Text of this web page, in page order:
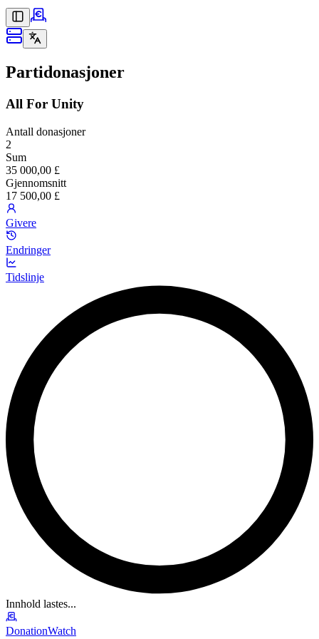
Partidonasjoner
All For Unity
Antall donasjoner
2
Sum
35 000,00 £
Gjennomsnitt
17 500,00 £
Givere
Endringer
Tidslinje
Innhold lastes...
DonationWatch